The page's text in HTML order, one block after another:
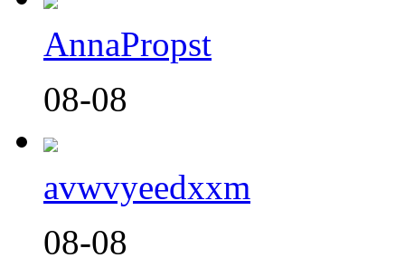
AnnaPropst
08-08
avwvyeedxxm
08-08